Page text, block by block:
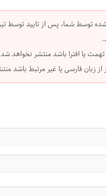
توسط شما، پس از تایید توسط
یا افترا باشد منتشر نخواهد
از زبان فارسی یا غیر مرتبط باشد